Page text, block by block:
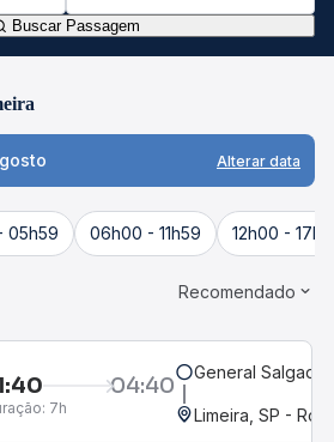
Buscar Passagem
Alterar data
05h59 06h00 - 11h59 12h00 -
Recomendado
04:40
7h
General Salgado,
Limeira, SP -